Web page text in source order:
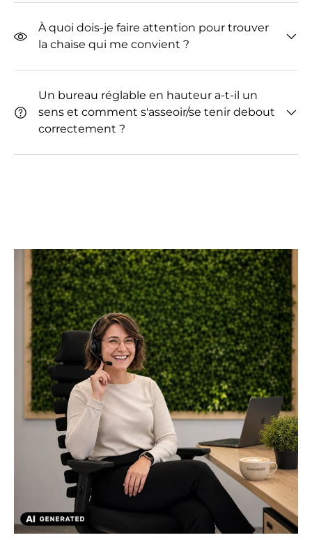
À quoi dois-je faire attention pour trouver
la chaise qui me convient ?
Un bureau réglable en hauteur a-t-il un
sens et comment s'asseoir/se tenir debout
correctement ?